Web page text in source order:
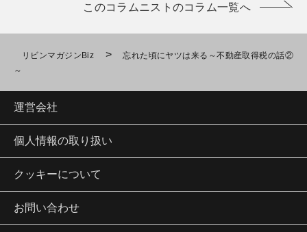
このコラムニストのコラム一覧へ
リビンマガジンBiz >
忘れた頃にヤツは来る～不動産取得税の話②
～
運営会社
個人情報の取り扱い
クッキーについて
お問い合わせ